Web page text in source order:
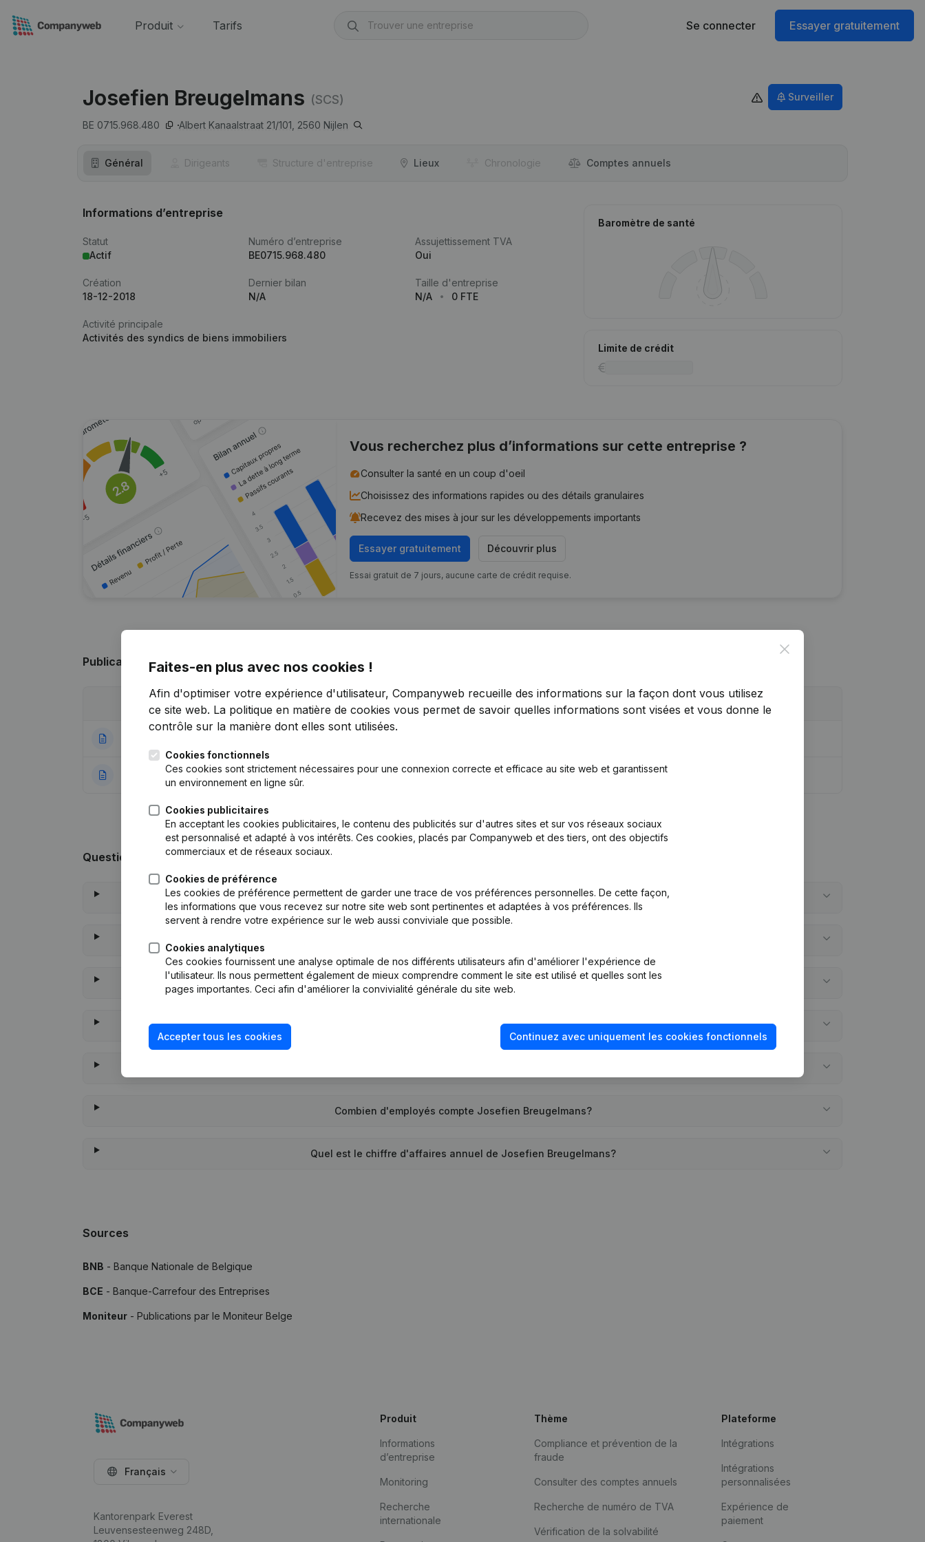
Produit Tarifs Se connecter Essayer gratuitement
Josefien Breugelmans (SCS)
BE 0715.968.480 Albert Kanaalstraat 21/101, 2560 Nijlen
Surveiller
Général Dirigeants Structure d'entreprise Lieux Chronologie Comptes annuels
Informations d’entreprise
Statut
Actif
Numéro d’entreprise
BE0715.968.480
Assujettissement TVA
Oui
Création
18-12-2018
Dernier bilan
N/A
Taille d'entreprise
N/A
0 FTE
Activité principale
Activités des syndics de biens immobiliers
Baromètre de santé
Limite de crédit
Vous recherchez plus d’informations sur cette entreprise ?
Consulter la santé en un coup d'oeil
Choisissez des informations rapides ou des détails granulaires
Recevez des mises à jour sur les développements importants
Essayer gratuitement Découvrir plus
Essai gratuit de 7 jours, aucune carte de crédit requise.
Publicationsde Josefien Breugelmans
Publication
20-12-2018 Rubrique Constitution (Nouvelle Personne Morale, Ouverture Succursale, etc...)(NL)
Questions fréquemment posées
Quel est le numéro de TVA de Josefien Breugelmans?
Quand la société Josefien Breugelmans a-t-elle été créée?
Quelle est l'adresse de Josefien Breugelmans?
Combien d'employés compte Josefien Breugelmans?
Quel est le chiffre d'affaires annuel de Josefien Breugelmans?
Sources
BNB - Banque Nationale de Belgique
BCE - Banque-Carrefour des Entreprises
Moniteur - Publications par le Moniteur Belge
Close
Faites-en plus avec nos cookies !
Afin d'optimiser votre expérience d'utilisateur, Companyweb recueille des informations sur la façon dont vous utilisez
ce site web. La politique en matière de cookies vous permet de savoir quelles informations sont visées et vous donne le
contrôle sur la manière dont elles sont utilisées.
Cookies fonctionnels
Ces cookies sont strictement nécessaires pour une connexion correcte et efficace au site web et garantissent
un environnement en ligne sûr.
Cookies publicitaires
En acceptant les cookies publicitaires, le contenu des publicités sur d'autres sites et sur vos réseaux sociaux
est personnalisé et adapté à vos intérêts. Ces cookies, placés par Companyweb et des tiers, ont des objectifs
commerciaux et de réseaux sociaux.
Cookies de préférence
Les cookies de préférence permettent de garder une trace de vos préférences personnelles. De cette façon,
les informations que vous recevez sur notre site web sont pertinentes et adaptées à vos préférences. Ils
servent à rendre votre expérience sur le web aussi conviviale que possible.
Cookies analytiques
Ces cookies fournissent une analyse optimale de nos différents utilisateurs afin d'améliorer l'expérience de
l'utilisateur. Ils nous permettent également de mieux comprendre comment le site est utilisé et quelles sont les
pages importantes. Ceci afin d'améliorer la convivialité générale du site web.
Accepter tous les cookies Continuez avec uniquement les cookies fonctionnels
Français
Kantorenpark Everest
Leuvensesteenweg 248D,
Produit
Informations
d’entreprise
Monitoring
Recherche
internationale
Thème
Compliance et prévention de la
fraude
Consulter des comptes annuels
Recherche de numéro de TVA
Vérification de la solvabilité
Plateforme
Intégrations
Intégrations
personnalisées
Expérience de
paiement